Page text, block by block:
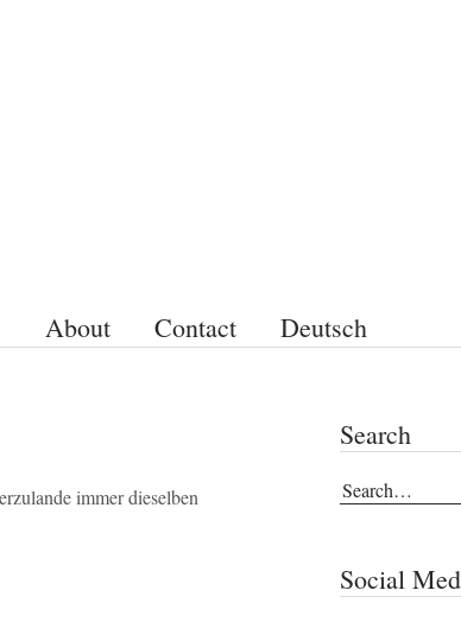
About Contact Deutsch
immer dieselben
Search
Social